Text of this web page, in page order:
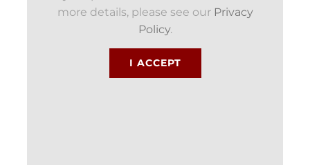
more details, please see our Privacy
Policy.
I ACCEPT